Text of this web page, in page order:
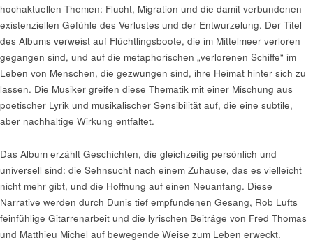
hochaktuellen Themen: Flucht, Migration und die damit verbundenen
existenziellen Gefühle des Verlustes und der Entwurzelung. Der Titel
des Albums verweist auf Flüchtlingsboote, die im Mittelmeer verloren
gegangen sind, und auf die metaphorischen „verlorenen Schiffe“ im
Leben von Menschen, die gezwungen sind, ihre Heimat hinter sich zu
lassen. Die Musiker greifen diese Thematik mit einer Mischung aus
poetischer Lyrik und musikalischer Sensibilität auf, die eine subtile,
aber nachhaltige Wirkung entfaltet.
Das Album erzählt Geschichten, die gleichzeitig persönlich und
universell sind: die Sehnsucht nach einem Zuhause, das es vielleicht
nicht mehr gibt, und die Hoffnung auf einen Neuanfang. Diese
Narrative werden durch Dunis tief empfundenen Gesang, Rob Lufts
feinfühlige Gitarrenarbeit und die lyrischen Beiträge von Fred Thomas
und Matthieu Michel auf bewegende Weise zum Leben erweckt.